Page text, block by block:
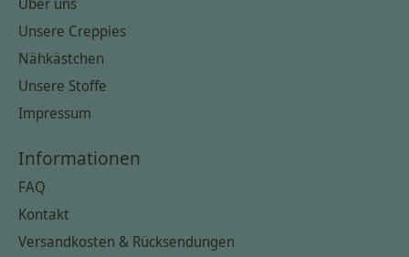
Unsere Creppies
Nähkästchen
Unsere Stoffe
Impressum
Informationen
FAQ
Kontakt
Versandkosten & Rücksendungen